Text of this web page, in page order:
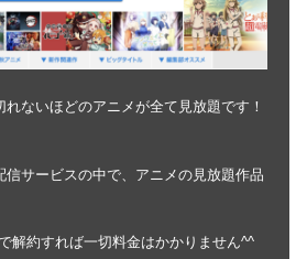
ないほどのアニメが全て見放題です！
信サービスの中で、アニメの見放題作品
解約すれば一切料金はかかりません^^